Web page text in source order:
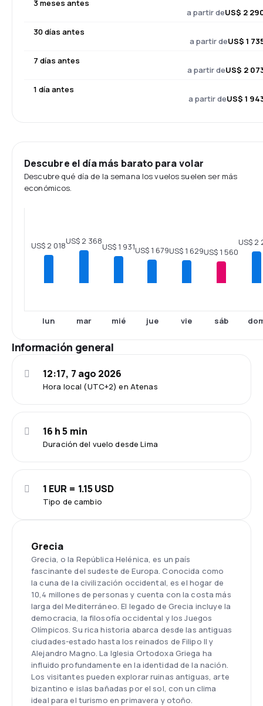
3 meses antes
a partir deUS$ 2
30 días antes
a partir deUS$ 1
7 días antes
a partir deUS$ 2
1 día antes
a partir deUS$ 1
Descubre el día más barato para volar
Descubre qué día de la semana los vuelos suelen ser más
económicos.
US$ 2 018
lun
US$ 2 368
mar
US$ 1 931
mié
US$ 1 679
jue
US$ 1 629
vie
US$ 1 560
sáb
US$ 2
Información general
Hora local (UTC+2) en Atenas
12:17, 7 ago 2026
Duración del vuelo desde Lima
16 h 5 min
Tipo de cambio
1 EUR = 1.15 USD
Grecia
Grecia, o la República Helénica, es un país
fascinante del sudeste de Europa. Conocida como
la cuna de la civilización occidental, es el hogar de
10,4 millones de personas y cuenta con la costa más
larga del Mediterráneo. El legado de Grecia incluye la
democracia, la filosofía occidental y los Juegos
Olímpicos. Su rica historia abarca desde las antiguas
ciudades-estado hasta los reinados de Filipo II y
Alejandro Magno. La Iglesia Ortodoxa Griega ha
influido profundamente en la identidad de la nación.
Los visitantes pueden explorar ruinas antiguas, arte
bizantino e islas bañadas por el sol, con un clima
ideal para el turismo en primavera y otoño.